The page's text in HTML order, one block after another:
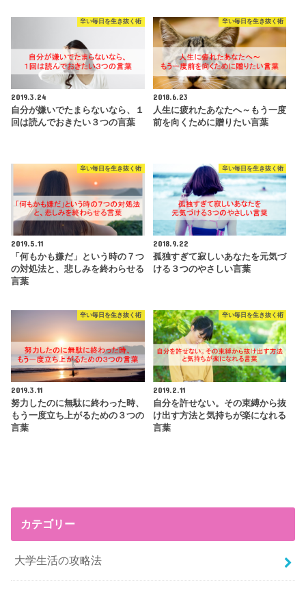
辛い毎日を生き抜く術
2019.3.24
自分が嫌いでたまらないなら、１
回は読んでおきたい３つの言葉
辛い毎日を生き抜く術
2018.6.23
人生に疲れたあなたへ～もう一度
前を向くために贈りたい言葉
辛い毎日を生き抜く術
2019.5.11
「何もかも嫌だ」という時の７つ
の対処法と、悲しみを終わらせる
言葉
辛い毎日を生き抜く術
2018.9.22
孤独すぎて寂しいあなたを元気づ
ける３つのやさしい言葉
辛い毎日を生き抜く術
2019.3.11
努力したのに無駄に終わった時、
もう一度立ち上がるための３つの
言葉
辛い毎日を生き抜く術
2019.2.11
自分を許せない。その束縛から抜
け出す方法と気持ちが楽になれる
言葉
カテゴリー
大学生活の攻略法